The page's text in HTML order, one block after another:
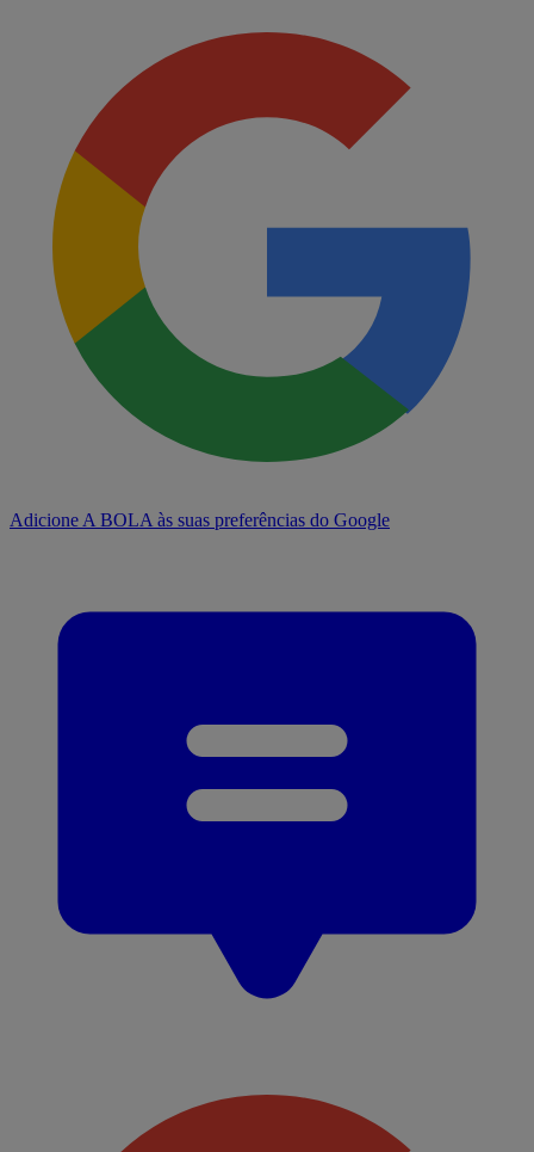
Adicione A BOLA às suas preferências do Google